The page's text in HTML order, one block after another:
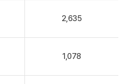
2,635
1,078